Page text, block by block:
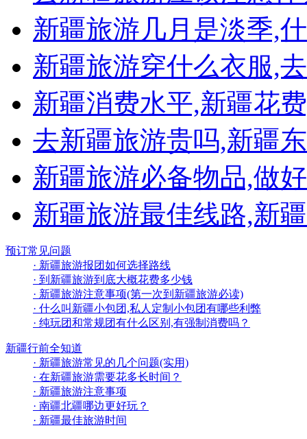
新疆旅游几月是淡季,
新疆旅游穿什么衣服,
新疆消费水平,新疆花
去新疆旅游贵吗,新疆
新疆旅游必备物品,做
新疆旅游最佳线路,新
预订常见问题
· 新疆旅游报团如何选择路线
· 到新疆旅游到底大概花费多少钱
· 新疆旅游注意事项(第一次到新疆旅游必读)
· 什么叫新疆小包团,私人定制小包团有哪些利弊
· 纯玩团和常规团有什么区别,有强制消费吗？
新疆行前全知道
· 新疆旅游常见的几个问题(实用)
· 在新疆旅游需要花多长时间？
· 新疆旅游注意事项
· 南疆北疆哪边更好玩？
· 新疆最佳旅游时间